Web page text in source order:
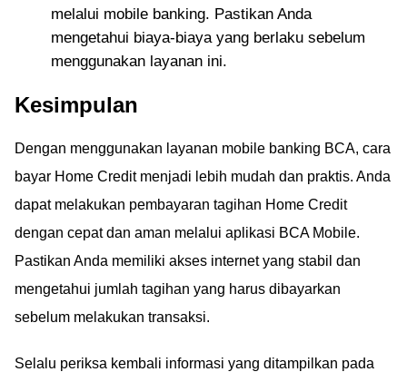
melalui mobile banking. Pastikan Anda
mengetahui biaya-biaya yang berlaku sebelum
menggunakan layanan ini.
Kesimpulan
Dengan menggunakan layanan mobile banking BCA, cara
bayar Home Credit menjadi lebih mudah dan praktis. Anda
dapat melakukan pembayaran tagihan Home Credit
dengan cepat dan aman melalui aplikasi BCA Mobile.
Pastikan Anda memiliki akses internet yang stabil dan
mengetahui jumlah tagihan yang harus dibayarkan
sebelum melakukan transaksi.
Selalu periksa kembali informasi yang ditampilkan pada